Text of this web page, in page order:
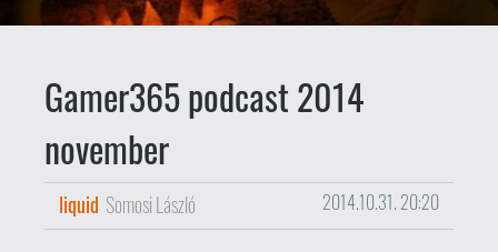
Gamer365 podcast 2014
liquid Somosi László 2014.10.31. 20:20